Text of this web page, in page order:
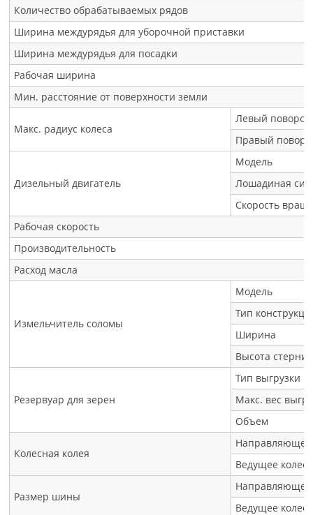
Количество обрабатываемых рядов
Ширина междурядья для уборочной приставки
Ширина междурядья для посадки
Рабочая ширина
Мин. расстояние от поверхности земли
Макс. радиус колеса
Левый поворот
Правый
Дизельный двигатель
Модель
Лошадиная
Скорость
Рабочая скорость
Производительность
Расход масла
Измельчитель соломы
Модель
Тип
Ширина
Высота стерни
Резервуар для зерен
Тип выгрузки
Макс. вес
Объем
Колесная колея
Направляющее
Ведущее колесо
Размер шины
Направляющее
Ведущее колесо